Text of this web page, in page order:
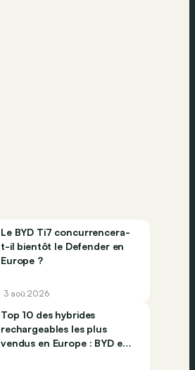
Le BYD Ti7 concurrencera-
t-il bientôt le Defender en
Europe ?
3 aoû 2026
Top 10 des hybrides
rechargeables les plus
vendus en Europe : BYD et